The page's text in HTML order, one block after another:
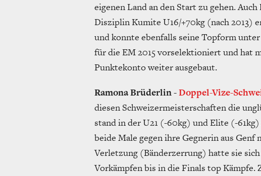
eigenen Land an den Start zu gehen. Auch
Disziplin Kumite U16/+70kg (nach 2013)
und konnte ebenfalls seine Topform
für die EM 2015 vorselektioniert und hat
Punktekonto weiter ausgebaut.
Ramona Brüderlin-Doppel-Vize-
diesen Schweizermeisterschaften die
stand in der U21 (-60kg) und Elite (-
beide Male gegen ihre Gegnerin aus Genf
Verletzung (Bänderzerrung) hatte sie
Vorkämpfen bis in die Finals top Kämpfe.